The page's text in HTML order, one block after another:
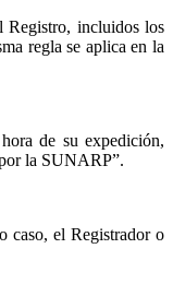
Registro, incluidos los
regla se aplica en la
de su expedición,
la SUNARP”.
caso, el Registrador o